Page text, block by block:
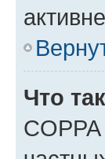
Что